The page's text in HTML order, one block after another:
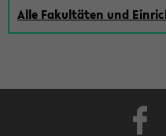
Alle Fakultäten und